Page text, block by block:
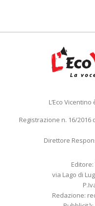
L’Eco
Registrazione n. 16/2016
Direttore
via Lago di
Redazione: